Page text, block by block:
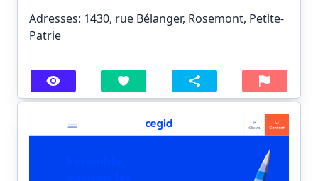
Adresses: 1430, rue Bélanger, Rosemont, Petite-
Patrie